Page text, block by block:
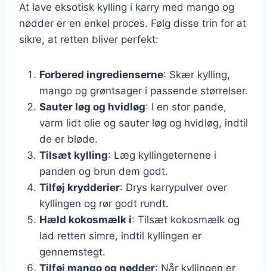
At lave eksotisk kylling i karry med mango og
nødder er en enkel proces. Følg disse trin for at
sikre, at retten bliver perfekt:
Forbered ingredienserne: Skær kylling,
mango og grøntsager i passende størrelser.
Sauter løg og hvidløg: I en stor pande,
varm lidt olie og sauter løg og hvidløg, indtil
de er bløde.
Tilsæt kylling: Læg kyllingeternene i
panden og brun dem godt.
Tilføj krydderier: Drys karrypulver over
kyllingen og rør godt rundt.
Hæld kokosmælk i: Tilsæt kokosmælk og
lad retten simre, indtil kyllingen er
gennemstegt.
Tilføj mango og nødder: Når kyllingen er